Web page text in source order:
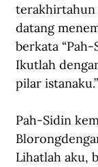
terakhirtahun
datang
berkata
Ikutlah
pilar istanaku.”
Pah-Sidin
Lihatlah aku,